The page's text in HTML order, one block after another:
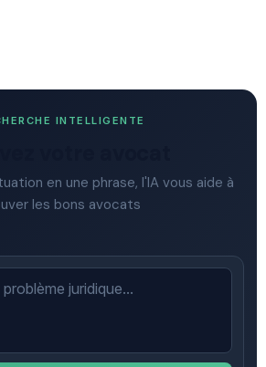
INTELLIGENTE
en une phrase, l'IA vous aide à
les bons avocats